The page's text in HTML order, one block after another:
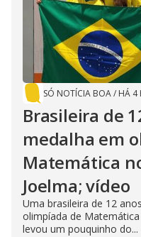
SÓ NOTÍCIA BOA/ HÁ 4
Brasileira de
medalha em
Matemática
Joelma; vídeo
Uma brasileira de 12
olimpíada de
levou um pouquinho do...